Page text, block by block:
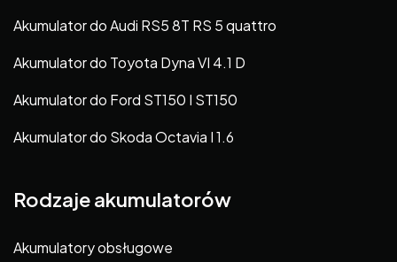
Akumulator do Audi RS5 8T RS 5 quattro
Akumulator do Toyota Dyna VI 4.1 D
Akumulator do Ford ST150 I ST150
Akumulator do Skoda Octavia I 1.6
Rodzaje akumulatorów
Akumulatory obsługowe